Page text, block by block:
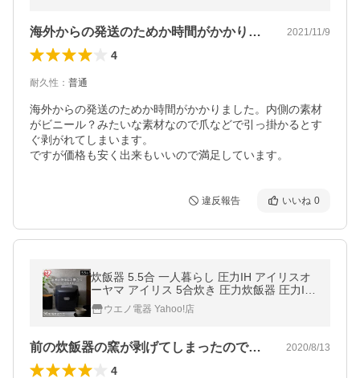
海外からの発送のためか時間がかかりまし… 2021/11/9
4
耐久性 ： 普通
海外からの発送のためか時間がかかりました。内側の素材
がビニール？みたいな素材なので爪などで引っ掛かるとす
ぐ剥がれてしまいます。
ですが価格も安く出来もいいので満足しています。
違反報告 いいね 0
炊飯器 5.5合 一人暮らし 圧力IH アイリスオ
ーヤマ アイリス 5合炊き 圧力炊飯器 圧力IH
炊飯器 IH炊飯器 IH 炊飯ジャー 銘柄炊き 早
炊き ブラック RC-PDA50
ウエノ電器 Yahoo!店
前の炊飯器の窯が剥げてしまったので購入… 2020/8/13
4